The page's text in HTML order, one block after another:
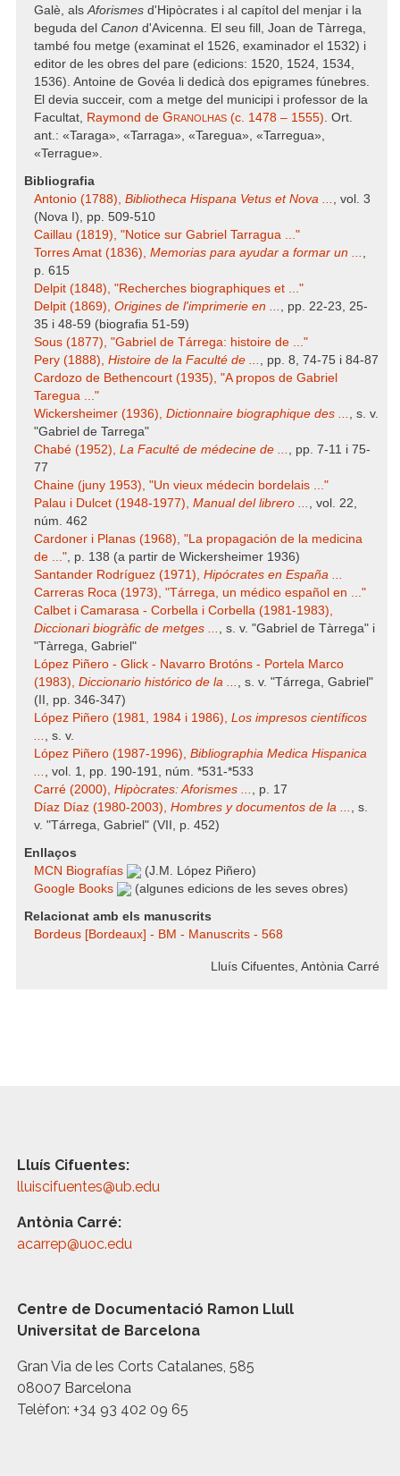
Galè, alsAforismes d'Hipòcrates i al capítol del menjar i la
beguda del Canon d'Avicenna. El seu fill, Joan de Tàrrega,
també fou metge (examinat el 1526, examinador el 1532) i
editor de les obres del pare (edicions: 1520, 1524, 1534,
1536). Antoine de Govéa li dedicà dos epigrames fúnebres.
El devia succeir, com a metge del municipi i professor de la
Facultat, Raymond de Granolhas (c. 1478 – 1555). Ort.
ant.: «Taraga», «Tarraga», «Taregua», «Tarregua»,
«Terrague».
Bibliografia
Antonio (1788), Bibliotheca Hispana Vetus et Nova ... , vol. 3
(Nova I), pp. 509-510
Caillau (1819), "Notice sur Gabriel Tarragua ..."
Torres Amat (1836), Memorias para ayudar a formar un ... ,
p. 615
Delpit (1848), "Recherches biographiques et ..."
Delpit (1869), Origines de l'imprimerie en ... , pp. 22-23, 25-
35 i 48-59 (biografia 51-59)
Sous (1877), "Gabriel de Tárrega: histoire de ..."
Pery (1888), Histoire de la Faculté de ... , pp. 8, 74-75 i 84-87
Cardozo de Bethencourt (1935), "A propos de Gabriel
Taregua ..."
Wickersheimer (1936), Dictionnaire biographique des ... , s. v.
"Gabriel de Tarrega"
Chabé (1952), La Faculté de médecine de ... , pp. 7-11 i 75-
77
Chaine (juny 1953), "Un vieux médecin bordelais ..."
Palau i Dulcet (1948-1977), Manual del librero ... , vol. 22,
núm. 462
Cardoner i Planas (1968), "La propagación de la medicina
de ...", p. 138 (a partir de Wickersheimer 1936)
Santander Rodríguez (1971), Hipócrates en España ...
Carreras Roca (1973), "Tárrega, un médico español en ..."
Calbet i Camarasa - Corbella i Corbella (1981-1983),
Diccionari biogràfic de metges ... , s. v. "Gabriel de Tàrrega" i
"Tàrrega, Gabriel"
López Piñero - Glick - Navarro Brotóns - Portela Marco
(1983), Diccionario histórico de la ... , s. v. "Tárrega, Gabriel"
(II, pp. 346-347)
López Piñero (1981, 1984 i 1986), Los impresos científicos
... , s. v.
López Piñero (1987-1996), Bibliographia Medica Hispanica
... , vol. 1, pp. 190-191, núm. *531-*533
Carré (2000), Hipòcrates: Aforismes ... , p. 17
Díaz Díaz (1980-2003), Hombres y documentos de la ... , s.
v. "Tárrega, Gabriel" (VII, p. 452)
Enllaços
MCN Biografías
(J.M. López Piñero)
Google Books
(algunes edicions de les seves obres)
Relacionat amb els manuscrits
Bordeus [Bordeaux] - BM - Manuscrits - 568
Lluís Cifuentes, Antònia Carré
Lluís Cifuentes:
lluiscifuentes@ub.edu
Antònia Carré:
acarrep@uoc.edu
Centre de Documentació Ramon Llull
Universitat de Barcelona
Gran Via de les Corts Catalanes, 585
08007 Barcelona
Telèfon: +34 93 402 09 65